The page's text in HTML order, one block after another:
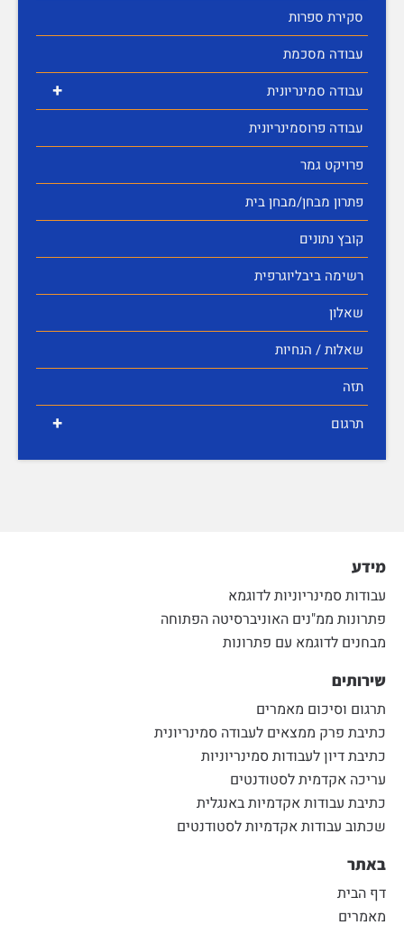
סקירת ספרות
עבודה מסכמת
+
עבודה סמינריונית
עבודה פרוסמינריונית
פרויקט גמר
פתרון מבחן/מבחן בית
קובץ נתונים
רשימה ביבליוגרפית
שאלון
שאלות / הנחיות
תזה
+ תרגום
מידע
עבודות סמינריוניות לדוגמא
פתרונות ממ"נים האוניברסיטה הפתוחה
מבחנים לדוגמא עם פתרונות
שירותים
תרגום וסיכום מאמרים
כתיבת פרק ממצאים לעבודה סמינריונית
כתיבת דיון לעבודות סמינריוניות
עריכה אקדמית לסטודנטים
כתיבת עבודות אקדמיות באנגלית
שכתוב עבודות אקדמיות לסטודנטים
באתר
דף הבית
מאמרים